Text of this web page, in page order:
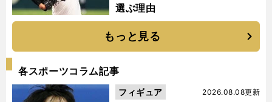
選ぶ理由
もっと見る
各スポーツコラム記事
2026.08.08更新
フィギュア